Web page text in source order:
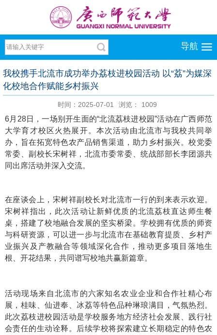
导航
我校携手北流市成功举办荔枝进校园活动 以“荔”为媒深
化校地合作赋能乡村振兴
时间：2025-07-01 浏览： 1009
6月28日，一场别开生面的“北流荔枝进校园”活动在广西师范
大学育才校区火热展开。本次活动由北流市与我校共同举
办，旨在拓宽特色农产品销售渠道，助力乡村振兴。校党委
常委、副校长宋树祥，北流市委常委、统战部部长李团源共
同出席活动并深入交流。
在座谈会上，宋树祥副校长对北流市一行的到来表示欢迎。
宋树祥指出，此次活动让新鲜优质的北流荔枝直达师生餐
桌，搭建了校地融合发展的坚实桥梁。学校拥有优质的师资
与科研资源，可以进一步与北流市在基础教育提质、乡村产
业振兴及产教融合等领域深化合作，推动更多项目落地生
根、开花结果，共同谱写校地共赢新篇章。
活动现场来自北流市的六家知名农业企业和合作社精心布
展，桂味、仙进奉、冰荔等特色品种琳琅满目，气氛热烈。
此次荔枝进校园活动是学校服务地方经济社会发展、践行社
会责任的生动诠释。后续学校将探索建立长期稳定的特色农